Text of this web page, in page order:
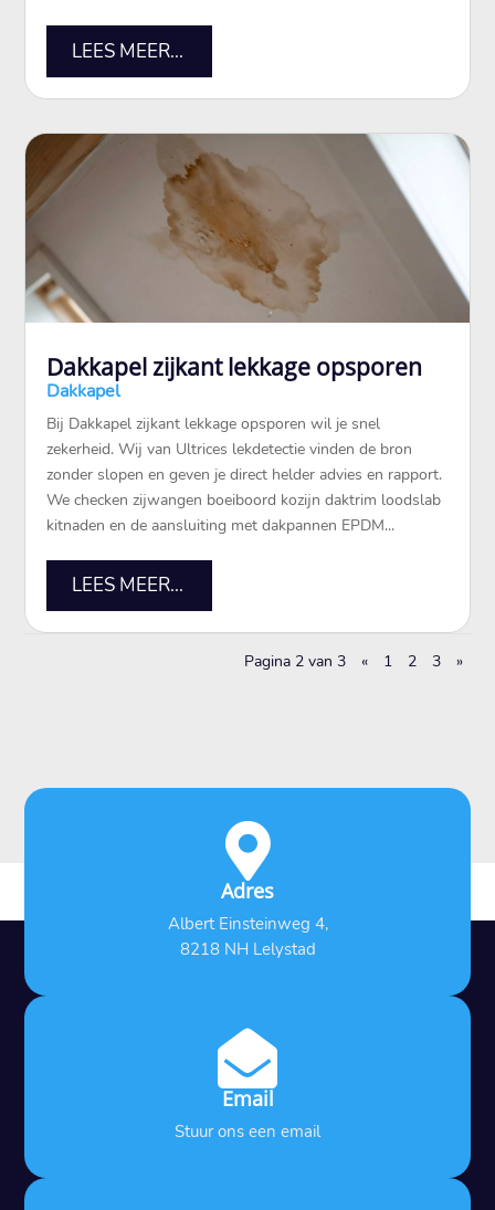
LEES MEER...
Dakkapel zijkant lekkage opsporen
Dakkapel
Bij Dakkapel zijkant lekkage opsporen wil je snel
zekerheid.​ Wij van Ultrices lekdetectie vinden de bron
zonder slopen en geven je direct helder advies en rapport.​
We checken zijwangen boeiboord kozijn daktrim loodslab
kitnaden en de aansluiting met dakpannen EPDM...
LEES MEER...
Pagina 2 van 3 « 1 2 3 »

Adres
Albert Einsteinweg 4,
8218 NH Lelystad

Email
Stuur ons een email